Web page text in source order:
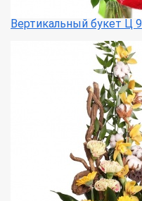
Вертикальный букет Ц 9